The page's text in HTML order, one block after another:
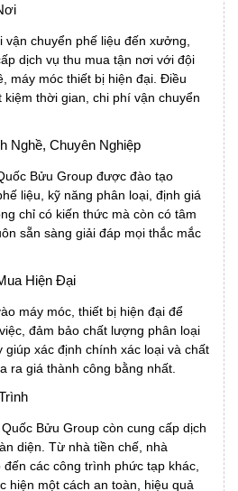
chuyển phế liệu đến xưởng,
dịch vụ thu mua tận nơi với đội
máy móc thiết bị hiện đại. Điều
kiệm thời gian, chi phí vận chuyển
Nghề, Chuyên Nghiệp
Bửu Group được đào tạo
liệu, kỹ năng phân loại, định giá
chỉ có kiến thức mà còn có tâm
sẵn sàng giải đáp mọi thắc mắc
Hiện Đại
máy móc, thiết bị hiện đại để
đảm bảo chất lượng phân loại
giúp xác định chính xác loại và chất
ra giá thành công bằng nhất.
Bửu Group còn cung cấp dịch
diện. Từ nhà tiền chế, nhà
các công trình phức tạp khác,
hiện một cách an toàn, hiệu quả